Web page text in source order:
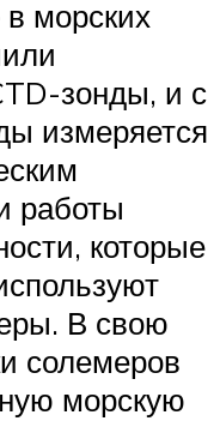
морских
зонды, и с
измеряется
работы
которые
В свою
солемеров
морскую